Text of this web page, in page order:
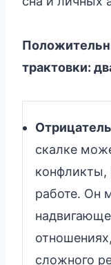
трактовки:
скалке
конфликты,
работе. Он
сложного